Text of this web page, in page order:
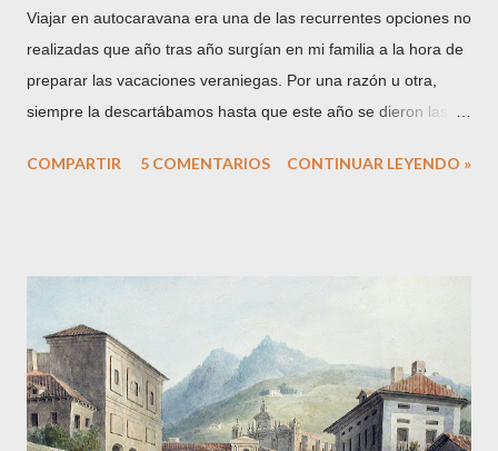
Viajar en autocaravana era una de las recurrentes opciones no
realizadas que año tras año surgían en mi familia a la hora de
preparar las vacaciones veraniegas. Por una razón u otra,
siempre la descartábamos hasta que este año se dieron las
hacerlo. De entrada, el primer obstáculo a superar es el de
nuestra pequeña aventura. La autocaravana te permite volver
a ver tus viajes con cierto aire romántico, y a pesar de que las
comodidades tanto del entorno por el que viajamos (Europa)
como del medio (disponemos, de nevera, cocina, ducha, baño
COMPARTIR 5 COMENTARIOS CONTINUAR LEYENDO »